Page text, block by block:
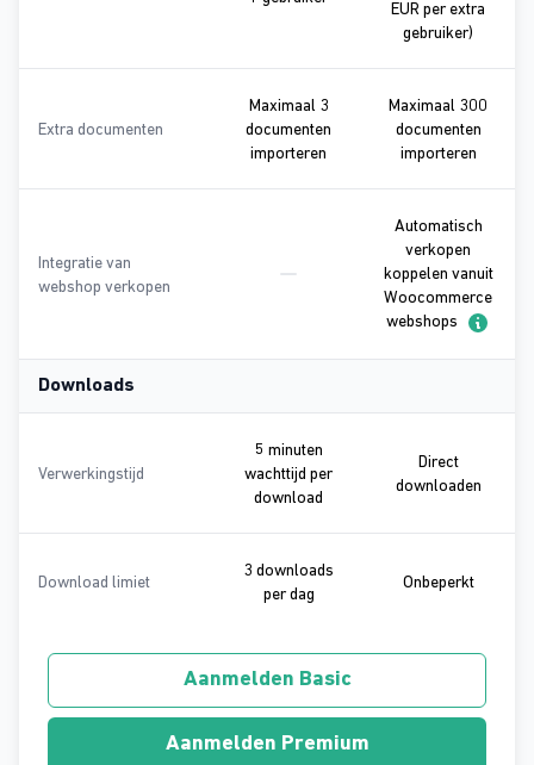
EUR per extra
gebruiker)
Extra documenten
Maximaal 3
documenten
importeren Maximaal 3 documenten
Maximaal 300
documenten
importeren
Integratie van
webshop verkopen
Geen onderdeel van Basic
Automatisch
verkopen
koppelen vanuit
Woocommerce
webshops
Downloads
Verwerkingstijd
5 minuten
wachttijd per
download 5 minuten wachttijd per
Direct
downloadenDirect
Download limiet
3 downloads
per dag3 downloads per dag
Onbeperkt
Aanmelden Basic
Aanmelden Premium